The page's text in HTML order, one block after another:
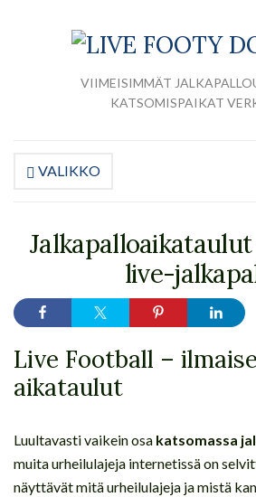
VIIMEISIMMÄT
KATSOMISPAIKAT
VALIKKO
live-
Live Football –
aikataulut
Luultavasti vaikein osa katsomassa
muita urheilulajeja internetissä on
näyttävät mitä urheilulajeja ja mistä